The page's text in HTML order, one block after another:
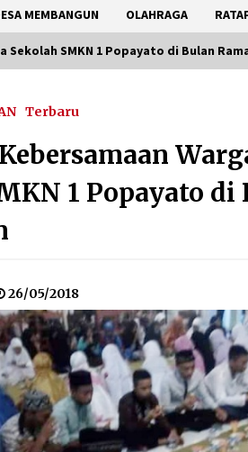
MEMBANGUN OLAHRAGA
Sekolah SMKN 1 Popayato di Bulan
Terbaru
1 Popayato di
26/05/2018